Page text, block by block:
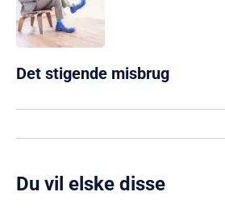
Det stigende misbrug
Du vil elske disse